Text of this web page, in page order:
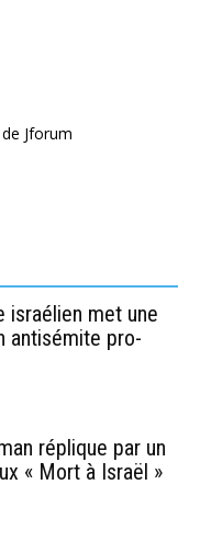
Jforum
israélien met une
antisémite pro-
réplique par un
« Mort à Israël »